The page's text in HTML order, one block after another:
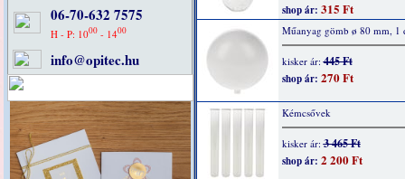
06-70-632 7575
H - P: 1000 - 1400
info@opitec.hu
shop ár: 315 Ft
Műanyag gömb ø 80 mm, 1
kisker ár:445 Ft
shop ár: 270 Ft
Kémcsővek
kisker ár:3 465 Ft
shop ár: 2 200 Ft